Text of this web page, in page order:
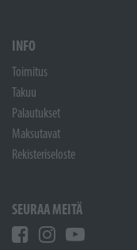
INFO
Toimitus
Takuu
Palautukset
Maksutavat
Rekisteriseloste
SEURAA MEITÄ